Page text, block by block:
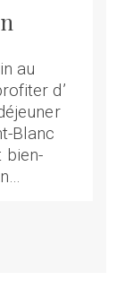
au
d’
Blanc
bien-